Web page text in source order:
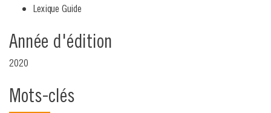
Lexique Guide
Année d'édition
2020
Mots-clés